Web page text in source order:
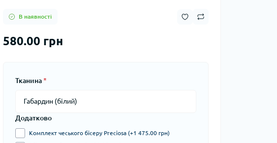
В наявності
580.00 грн
Тканина*
Додатково
Комплект чеського бісеру Preciosa (+1 475.00 грн)